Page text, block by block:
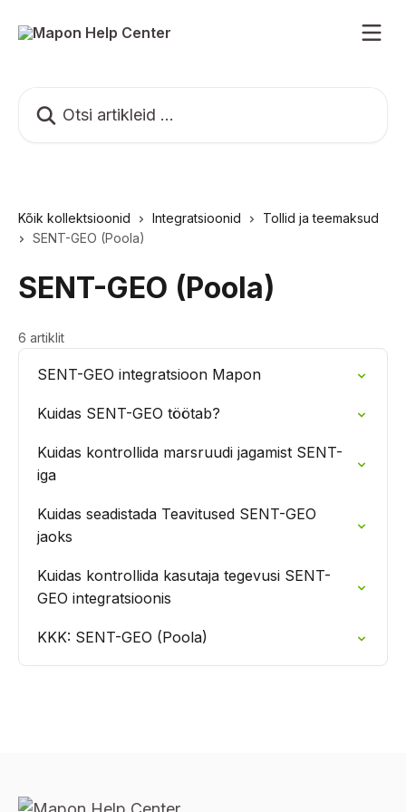
Kõik kollektsioonid Integratsioonid
Tollid ja teemaksud
SENT-GEO (Poola)
SENT-GEO (Poola)
6 artiklit
SENT-GEO integratsioon Mapon
Kuidas SENT-GEO töötab?
Kuidas kontrollida marsruudi jagamist SENT-
iga
Kuidas seadistada Teavitused SENT-GEO
jaoks
Kuidas kontrollida kasutaja tegevusi SENT-
GEO integratsioonis
KKK: SENT-GEO (Poola)